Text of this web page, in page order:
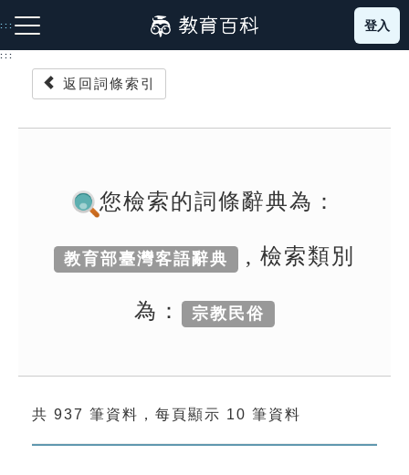
到
主
:::
成語故事
索引選單
登入
:::
返回詞條索引
您檢索的詞條辭典為：
教育部臺灣客語辭典 , 檢索類別
為： 宗教民俗
共 937 筆資料，每頁顯示 10 筆資料